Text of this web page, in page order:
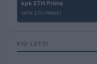
kpk ETH Prime
(KPK ETH PRIME)
PIÙ LETTI